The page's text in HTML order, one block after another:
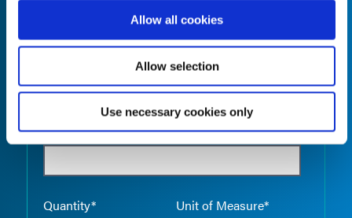
Allow all cookies
Allow selection
Use necessary cookies only
Unit of Measure*
Product Name*
Quantity* Unit of Measure*